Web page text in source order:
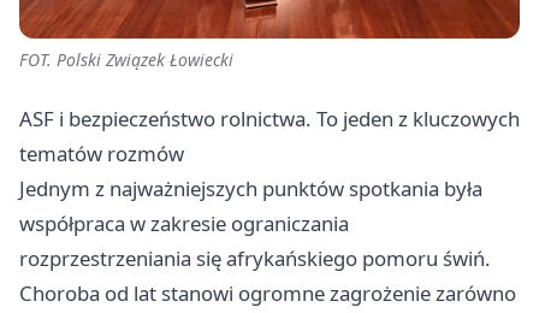
FOT. Polski Związek Łowiecki
ASF i bezpieczeństwo rolnictwa. To jeden z kluczowych
tematów rozmów
Jednym z najważniejszych punktów spotkania była
współpraca w zakresie ograniczania
rozprzestrzeniania się afrykańskiego pomoru świń.
Choroba od lat stanowi ogromne zagrożenie zarówno